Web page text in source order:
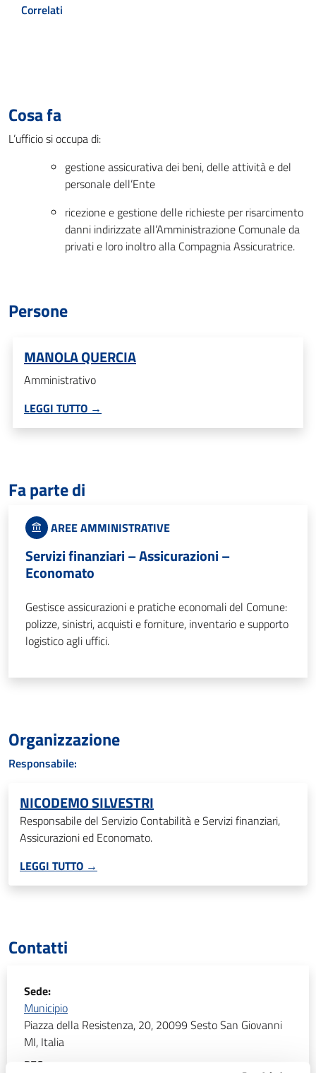
Correlati
Cosa fa
L’ufficio si occupa di:
gestione assicurativa dei beni, delle attività e del
personale dell’Ente
ricezione e gestione delle richieste per risarcimento
danni indirizzate all’Amministrazione Comunale da
privati e loro inoltro alla Compagnia Assicuratrice.
Persone
MANOLA QUERCIA
Amministrativo
LEGGI TUTTO →
Fa parte di
AREE AMMINISTRATIVE
Servizi finanziari – Assicurazioni –
Economato
Gestisce assicurazioni e pratiche economali del Comune:
polizze, sinistri, acquisti e forniture, inventario e supporto
logistico agli uffici.
Organizzazione
Responsabile:
NICODEMO SILVESTRI
Responsabile del Servizio Contabilità e Servizi finanziari,
Assicurazioni ed Economato.
LEGGI TUTTO →
Contatti
Sede:
Municipio
Piazza della Resistenza, 20, 20099 Sesto San Giovanni
MI, Italia
PEC: